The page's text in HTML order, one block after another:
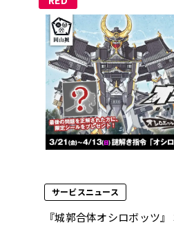
サービスニュース
『城郭合体オシロボッツ